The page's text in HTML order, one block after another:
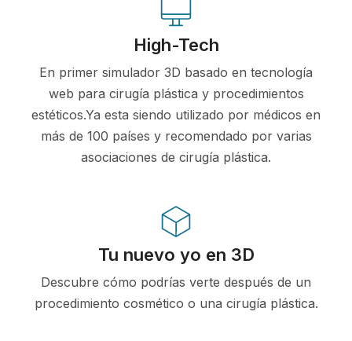
High-Tech
En primer simulador 3D basado en tecnología
web para cirugía plástica y procedimientos
estéticos.Ya esta siendo utilizado por médicos en
más de 100 países y recomendado por varias
asociaciones de cirugía plástica.
Tu nuevo yo en 3D
Descubre cómo podrías verte después de un
procedimiento cosmético o una cirugía plástica.